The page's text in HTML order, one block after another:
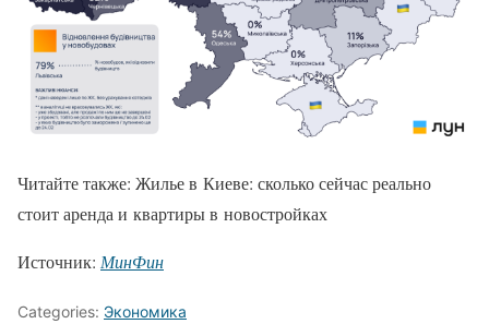
Читайте также: Жилье в Киеве: сколько сейчас реально
стоит аренда и квартиры в новостройках
Источник: МинФин
Categories: Экономика